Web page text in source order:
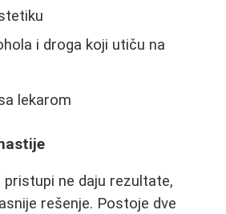
i droga koji utiču na
lekarom
pristupi ne daju rezultate,
rešenje. Postoje dve